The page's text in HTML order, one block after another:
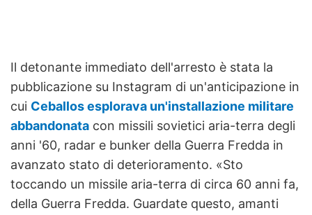
Il detonante immediato dell'arresto è stata la
pubblicazione su Instagram di un'anticipazione in
cui Ceballos esplorava un'installazione militare
abbandonata con missili sovietici aria-terra degli
anni '60, radar e bunker della Guerra Fredda in
avanzato stato di deterioramento. «Sto
toccando un missile aria-terra di circa 60 anni fa,
della Guerra Fredda. Guardate questo, amanti